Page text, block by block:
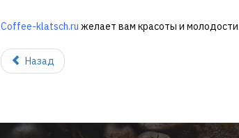
Coffee-klatsch.ru желает вам красоты и молодости.
Назад